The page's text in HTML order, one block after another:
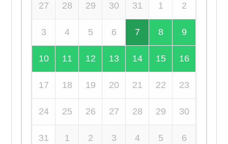
27 28 29 30 31 1 2
3 4 5 6 7 8 9
10 11 12 13 14 15 16
17 18 19 20 21 22 23
24 25 26 27 28 29 30
31 1 2 3 4 5 6